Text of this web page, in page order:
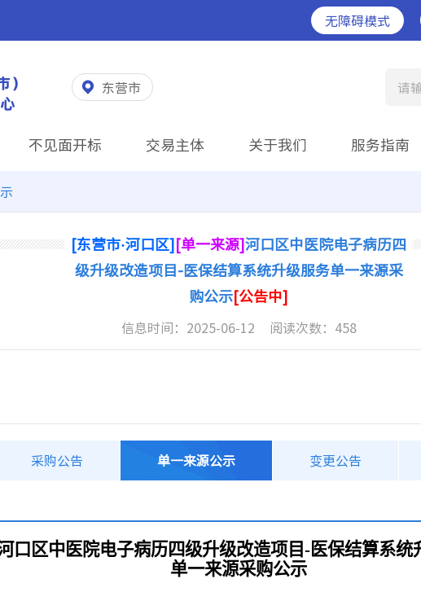
无障碍模式
东营市 请
不见面开标 交易主体 关于我们 服务指南
[东营市·河口区][单一来源]河口区中医院电子病历四
级升级改造项目-医保结算系统升级服务单一来源采
购公示[公告中]
信息时间： 2025-06-12 阅读次数： 458
采购公告 单一来源公示 变更公告
口区中医院电子病历四级升级改造项目-医保结算系统
单一来源采购公示